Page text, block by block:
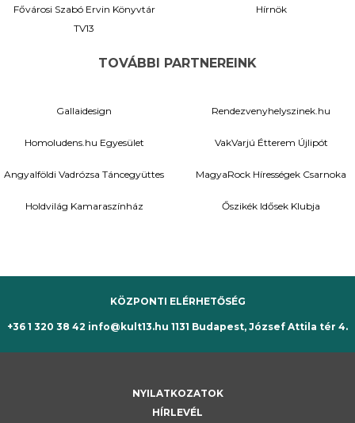
Fővárosi Szabó Ervin Könyvtár
Hírnök
TV13
TOVÁBBI PARTNEREINK
Gallaidesign Rendezvenyhelyszinek.hu
Homoludens.hu Egyesület VakVarjú Étterem Újlipót
Angyalföldi Vadrózsa Táncegyüttes MagyaRock Hírességek Csarnoka
Holdvilág Kamaraszínház Őszikék Idősek Klubja
KÖZPONTI ELÉRHETŐSÉG
+36 1 320 38 42 info@kult13.hu 1131 Budapest, József Attila tér 4.
NYILATKOZATOK
HÍRLEVÉL